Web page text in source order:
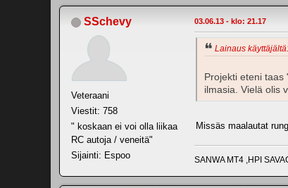
SSchevy
Veteraani
Viestit: 758
" koskaan ei voi olla liikaa
RC autoja / veneitä"
Sijainti: Espoo
03.06.13 - klo: 21.17
Lainaus
Projekti eteni
ilmasia. Vielä olis
Missäs maalautat
SANWA MT4 ,HPI